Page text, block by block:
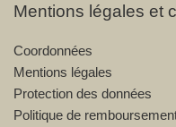
Mentions légales et
Coordonnées
Mentions légales
Protection des données
Politique de